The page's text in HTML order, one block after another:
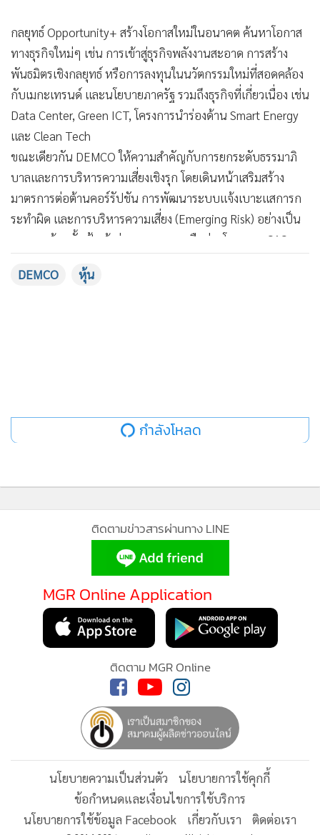
กลยุทธ์ Opportunity+ สร้างโอกาสใหม่ในอนาคต ค้นหาโอกาส
ทางธุรกิจใหม่ๆ เช่น การเข้าสู่ธุรกิจพลังงานสะอาด การสร้าง
พันธมิตรเชิงกลยุทธ์ หรือการลงทุนในนวัตกรรมใหม่ที่สอดคล้อง
กับเมกะเทรนด์ และนโยบายภาครัฐ รวมถึงธุรกิจที่เกี่ยวเนื่อง เช่น
Data Center, Green ICT, โครงการนำร่องด้าน Smart Energy
และ Clean Tech
ขณะเดียวกัน DEMCO ให้ความสำคัญกับการยกระดับธรรมาภิ
บาลและการบริหารความเสี่ยงเชิงรุก โดยเดินหน้าเสริมสร้าง
มาตรการต่อต้านคอร์รัปชัน การพัฒนาระบบแจ้งเบาะแสการก
ระทำผิด และการบริหารความเสี่ยง (Emerging Risk) อย่างเป็น
ระบบ พร้อมตั้งเป้าเข้าร่วมและขยายเครือข่ายโครงการ CAC
ภายในปี 2571 เพื่อเสริมความเชื่อมั่นให้กับนักลงทุนและผู้มีส่วน
พื้นที่อาคารของสำนักงานใหญ่ โดยคาดว่าจะเริ่มติดตั้งแผงโซ
ลาร์เซลล์เพื่อเพิ่มกำลังผลิตใหม่ 416.52 kW รวมเป็น 665Wp
ไฟฟ้าเข้าระบบเชิงพาณิชย์ (COD) ได้ภายในไตรมาส 1/2570 ซึ่ง
คาดว่าจะสามารถผลิตไฟฟ้าเพิ่มขึ้นเป็น 175,343 kWh ต่อปี ลด
การปล่อยก๊าซเรือนกระจกได้ประมาณ 88 tonCo2eq และในปี
2571 จะสามารถผลิตไฟฟ้าได้เต็มกำลัง ช่วยลดการปล่อยก๊าซ
เรือนกระจกได้ประมาณ 87tonCo2eq ซึ่งสอดคล้องกับเป้า
หมาย Net Zero ในระยะยาว
“แผน Jump+ จะเป็นกลไกสำคัญในการเสริมความแข็งแกร่งของ
อย่างมีประสิทธิภาพ โดยแนวทางสำคัญคือการเลือกทำในสิ่งที่
บริษัทฯ มีความเชี่ยวชาญและมีความได้เปรียบในการแข่งขัน ทั้ง
งาน EPC ด้านระบบไฟฟ้า สถานีไฟฟ้า สายส่ง และ
สาธารณูปโภค พร้อมบริหารโครงการอย่างรอบคอบ และควบคุม
ต้นทุนตั้งแต่ต้นน้ำจนถึงปลายน้ำ รวมทั้งยึดมั่นแนวทางการ
บริหารงานให้เป็นไปตามหลักธรรมาภิบาลและความยั่งยืน (ESG)
เพื่อสร้างผลตอบแทนที่มั่นคงให้แก่ผู้ถือหุ้นในระยะยาว”นายณัฐ
พงศ์ กล่าว
DEMCO หุ้น
กำลังโหลด
ติดตามข่าวสารผ่านทาง LINE
MGR Online Application
ติดตาม MGR Online
นโยบายความเป็นส่วนตัว
นโยบายการใช้คุกกี้
ข้อกำหนดและเงื่อนไขการใช้บริการ
นโยบายการใช้ข้อมูล Facebook
เกี่ยวกับเรา ติดต่อเรา